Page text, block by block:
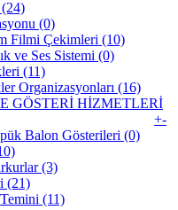
(0)
Filmi Çekimleri (10)
ve Ses Sistemi (0)
(11)
Organizasyonları (16)
GÖSTERİ HİZMETLERİ
+-
Balon Gösterileri (0)
(3)
(21)
(11)